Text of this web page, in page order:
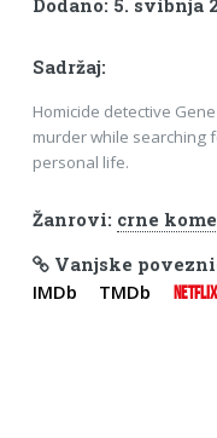
Dodano: 5. svibnja
Sadržaj:
Homicide detective
murder while searching
personal life.
Žanrovi: crne
Vanjske
IMDb TMDb NETFLIX